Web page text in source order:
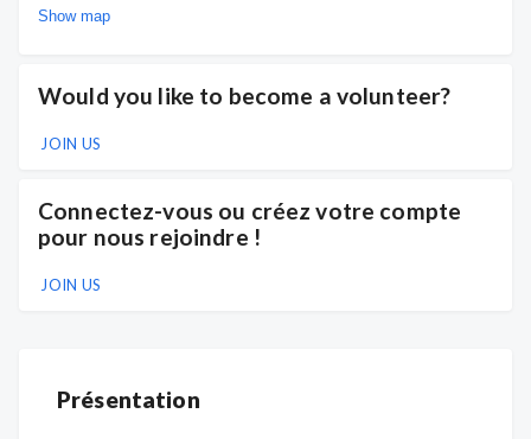
Show map
Would you like to become a volunteer?
JOIN US
Connectez-vous ou créez votre compte
pour nous rejoindre !
JOIN US
Présentation